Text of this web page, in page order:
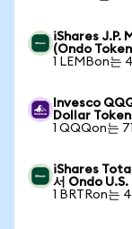
iShares J.P.
(Ondo
1 LEMBon는
Invesco
Dollar Token
1 QQQon는
iShares
서 Ondo
1 BRTRon는